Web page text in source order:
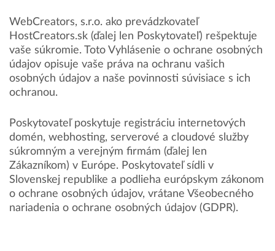
WebCreators, s.r.o. ako prevádzkovateľ
HostCreators.sk (ďalej len Poskytovateľ) rešpektuje
vaše súkromie. Toto Vyhlásenie o ochrane osobných
údajov opisuje vaše práva na ochranu vašich
osobných údajov a naše povinnosti súvisiace s ich
ochranou.
Poskytovateľ poskytuje registráciu internetových
domén, webhosting, serverové a cloudové služby
súkromným a verejným firmám (ďalej len
Zákazníkom) v Európe. Poskytovateľ sídli v
Slovenskej republike a podlieha európskym zákonom
o ochrane osobných údajov, vrátane Všeobecného
nariadenia o ochrane osobných údajov (GDPR).